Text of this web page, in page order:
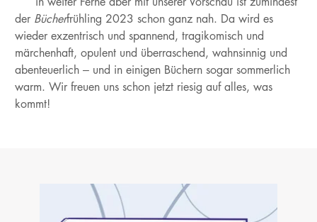
der Bücherfrühling 2023 schon ganz nah. Da wird es
wieder exzentrisch und spannend, tragikomisch und
märchenhaft, opulent und überraschend, wahnsinnig und
abenteuerlich – und in einigen Büchern sogar sommerlich
warm. Wir freuen uns schon jetzt riesig auf alles, was
kommt!